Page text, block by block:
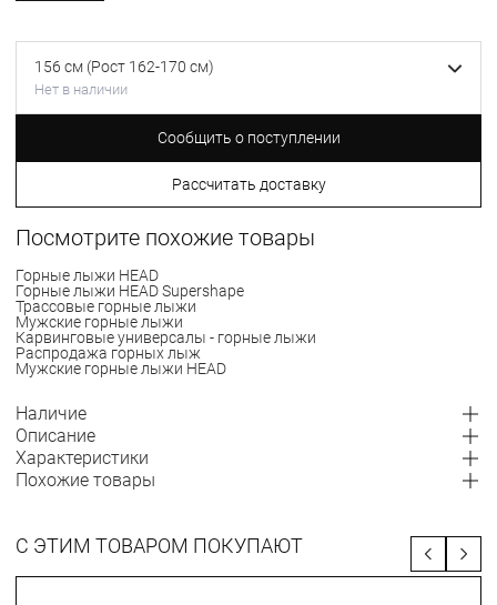
156 см (Рост 162-170 см)
Нет в наличии
Сообщить о поступлении
Рассчитать доставку
Посмотрите похожие товары
Горные лыжи HEAD
Горные лыжи HEAD Supershape
Трассовые горные лыжи
Мужские горные лыжи
Карвинговые универсалы - горные лыжи
Распродажа горных лыж
Мужские горные лыжи HEAD
Наличие
Описание
Характеристики
Похожие товары
С ЭТИМ ТОВАРОМ ПОКУПАЮТ